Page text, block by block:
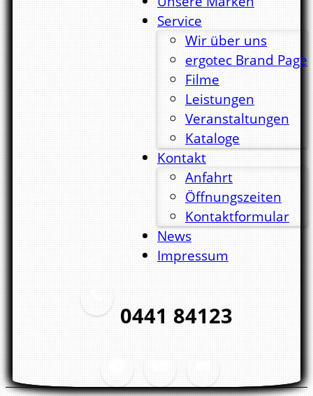
Service
Wir über uns
ergotec Brand Page
Filme
Leistungen
Veranstaltungen
Kataloge
Kontakt
Anfahrt
Öffnungszeiten
Kontaktformular
News
Impressum
0441 84123